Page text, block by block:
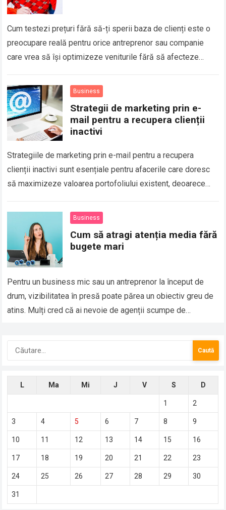
Cum testezi prețuri fără să-ți sperii baza de clienți este o
preocupare reală pentru orice antreprenor sau companie
care vrea să își optimizeze veniturile fără să afecteze
Business
Strategii de marketing prin e-
mail pentru a recupera clienții
inactivi
Strategiile de marketing prin e-mail pentru a recupera
clienții inactivi sunt esențiale pentru afacerile care doresc
să maximizeze valoarea portofoliului existent, deoarece
Business
Cum să atragi atenția media fără
bugete mari
Pentru un business mic sau un antreprenor la început de
drum, vizibilitatea în presă poate părea un obiectiv greu de
atins. Mulți cred că ai nevoie de agenții scumpe de…
Caută
L Ma Mi J V S D
1 2
3 4 5 6 7 8 9
10 11 12 13 14 15 16
17 18 19 20 21 22 23
24 25 26 27 28 29 30
31